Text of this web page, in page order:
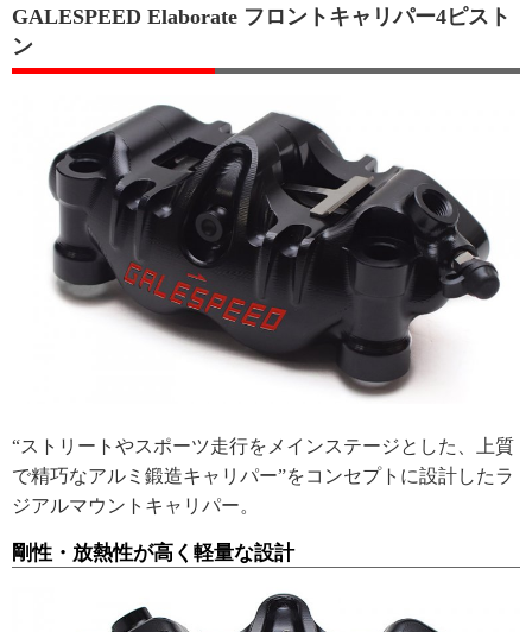
GALESPEED Elaborate フロントキャリパー4ピスト
ン
“ストリートやスポーツ走行をメインステージとした、上質
で精巧なアルミ鍛造キャリパー”をコンセプトに設計したラ
ジアルマウントキャリパー。
剛性・放熱性が高く軽量な設計